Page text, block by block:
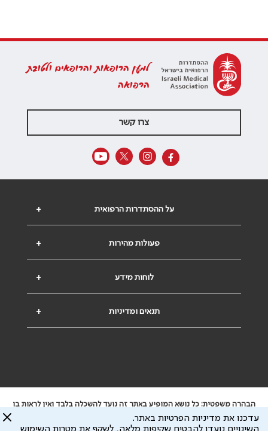
למען הרופאות והרופאים ולטובת
הרפואה
צרו קשר
+ על ההסתדרות הרפואית
+ פעולות מהירות
+ לוחות מידע
+ תנאים ומדיניות
הבהרה משפטית: כל נושא המופיע באתר זה נועד להשכלה בלבד ואין לראות בו
ייעוץ רפואי או משפטי. אין הר"י אחראית לתוכן המתפרסם באתר זה ולכל נזק
שעלול להיגרם.
עדכנו את מדיניות הפרטיות באתר.